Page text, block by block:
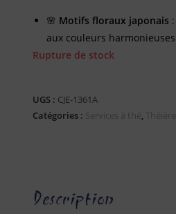
🌸 Motifs floraux japonais
aux couleurs harmonieuses
☕Filtre inox amovible
agréable au quotidien
🎁 Parfaites pour une
Rupture de stock
UGS : CJE-1361A
Catégories : Services à thé,
Description